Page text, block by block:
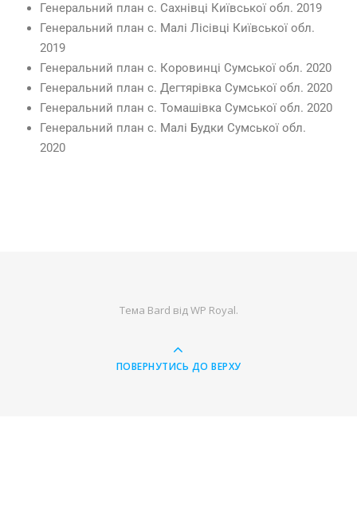
Генеральний план с. Сахнівці Київської обл. 2019
Генеральний план с. Малі Лісівці Київської обл.
2019
Генеральний план с. Коровинці Сумської обл. 2020
Генеральний план с. Дегтярівка Сумської обл. 2020
Генеральний план с. Томашівка Сумської обл. 2020
Генеральний план с. Малі Будки Сумської обл.
2020
Тема Bard відWP Royal.
ПОВЕРНУТИСЬ ДО ВЕРХУ